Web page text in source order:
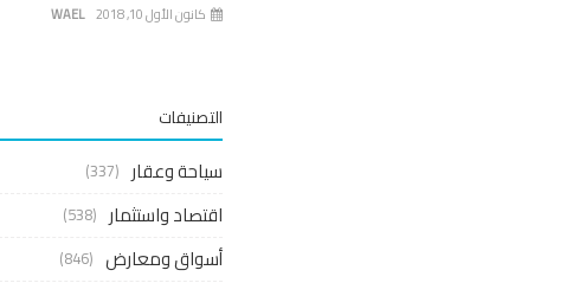
WAEL كانون الأول 10, 2018
التصنيفات
سياحة وعقار (337)
اقتصاد واستثمار (538)
أسواق ومعارض (846)